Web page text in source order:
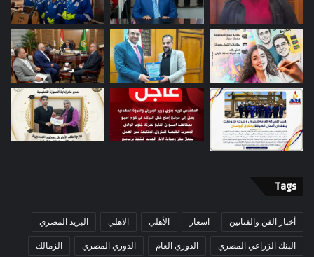
Tags
أخبار الفن والفنانين اسعار الأهلي الاهلي البريد المصري
البنك الزراعي المصري الدوري العام الدوري المصري الزمالك